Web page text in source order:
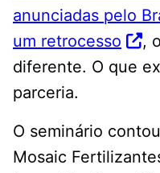
anunciadas pelo
um retrocesso
,
diferente. O que
parceria.
O seminário
Mosaic